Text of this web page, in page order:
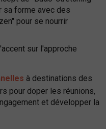
sa forme avec des
pour se nourrir
sur l'approche
à destinations des
pour doper les réunions,
et développer la